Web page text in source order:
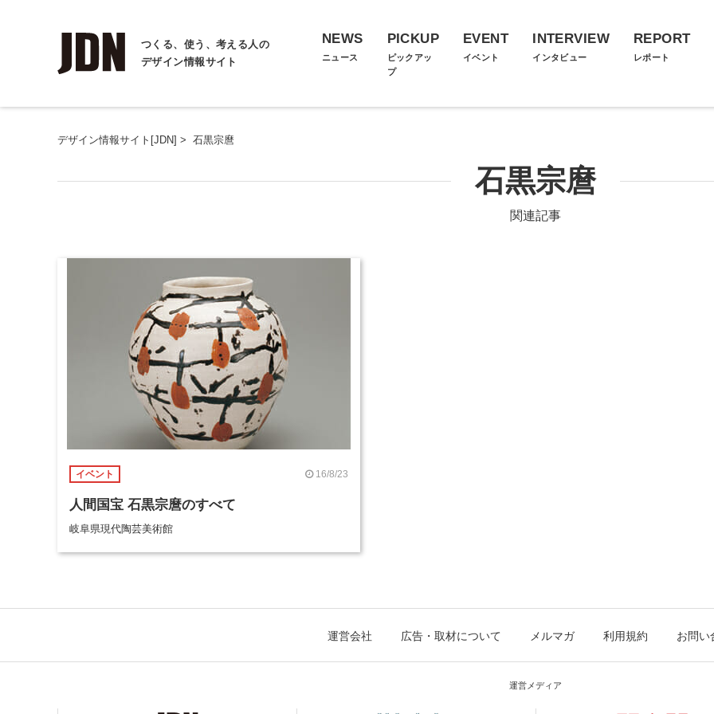
つくる、使う、考える人の
デザイン情報サイト
NEWS
ニュース
PICKUP
ピックアッ
プ
EVENT
イベント
INTERVIEW
インタビュー
REPORT
レポート
デザイン情報サイト[JDN] > 石黒宗麿
石黒宗麿
関連記事
イベント 16/8/23
人間国宝 石黒宗麿のすべて
岐阜県現代陶芸美術館
運営会社 広告・取材について メルマガ 利用規約 お問い
運営メディア